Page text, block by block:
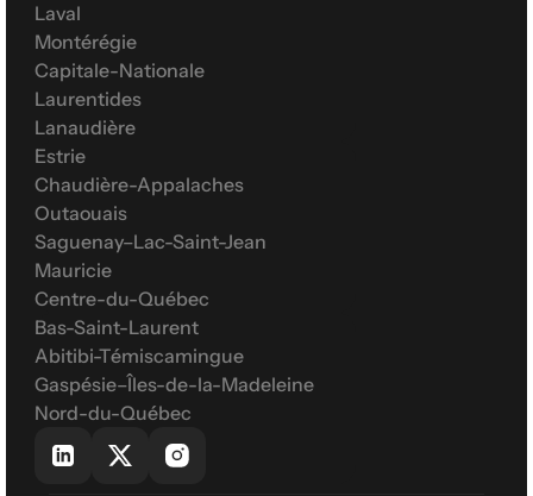
Laval
Montérégie
Capitale-Nationale
Laurentides
Lanaudière
Estrie
Chaudière-Appalaches
Outaouais
Saguenay–Lac-Saint-Jean
Mauricie
Centre-du-Québec
Bas-Saint-Laurent
Abitibi-Témiscamingue
Gaspésie–Îles-de-la-Madeleine
Nord-du-Québec